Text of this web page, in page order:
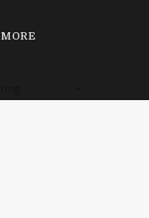
MORE